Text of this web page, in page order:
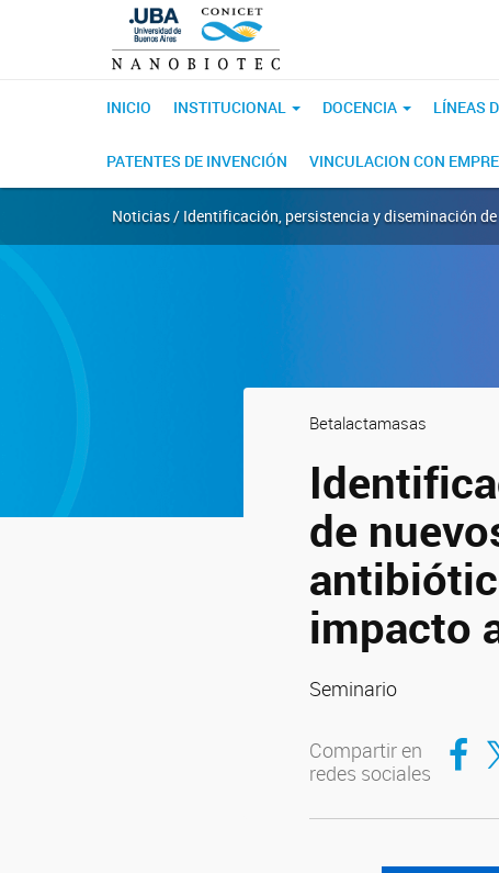
INICIO INSTITUCIONAL DOCENCIA LÍNEAS
PATENTES DE INVENCIÓN VINCULACION CON
Noticias / Identificación, persistencia y diseminación
Betalactamasas
de
impacto
Seminario
Compartir en
redes sociales